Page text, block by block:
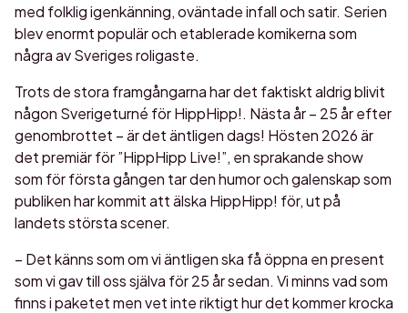
med folklig igenkänning, oväntade infall och satir. Serien
blev enormt populär och etablerade komikerna som
några av Sveriges roligaste.
Trots de stora framgångarna har det faktiskt aldrig blivit
någon Sverigeturné för HippHipp!. Nästa år – 25 år efter
genombrottet – är det äntligen dags! Hösten 2026 är
det premiär för ”HippHipp Live!”, en sprakande show
som för första gången tar den humor och galenskap som
publiken har kommit att älska HippHipp! för, ut på
landets största scener.
– Det känns som om vi äntligen ska få öppna en present
som vi gav till oss själva för 25 år sedan. Vi minns vad som
finns i paketet men vet inte riktigt hur det kommer krocka